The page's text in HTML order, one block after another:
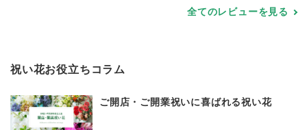
全てのレビューを見る
祝い花お役立ちコラム
ご開店・ご開業祝いに喜ばれる祝い花